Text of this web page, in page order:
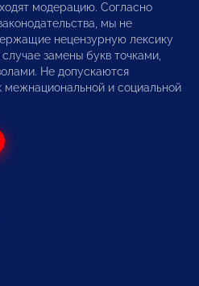
модерацию. Согласно
мы не
нецензурную лексику
замены букв точками,
Не допускаются
и социальной